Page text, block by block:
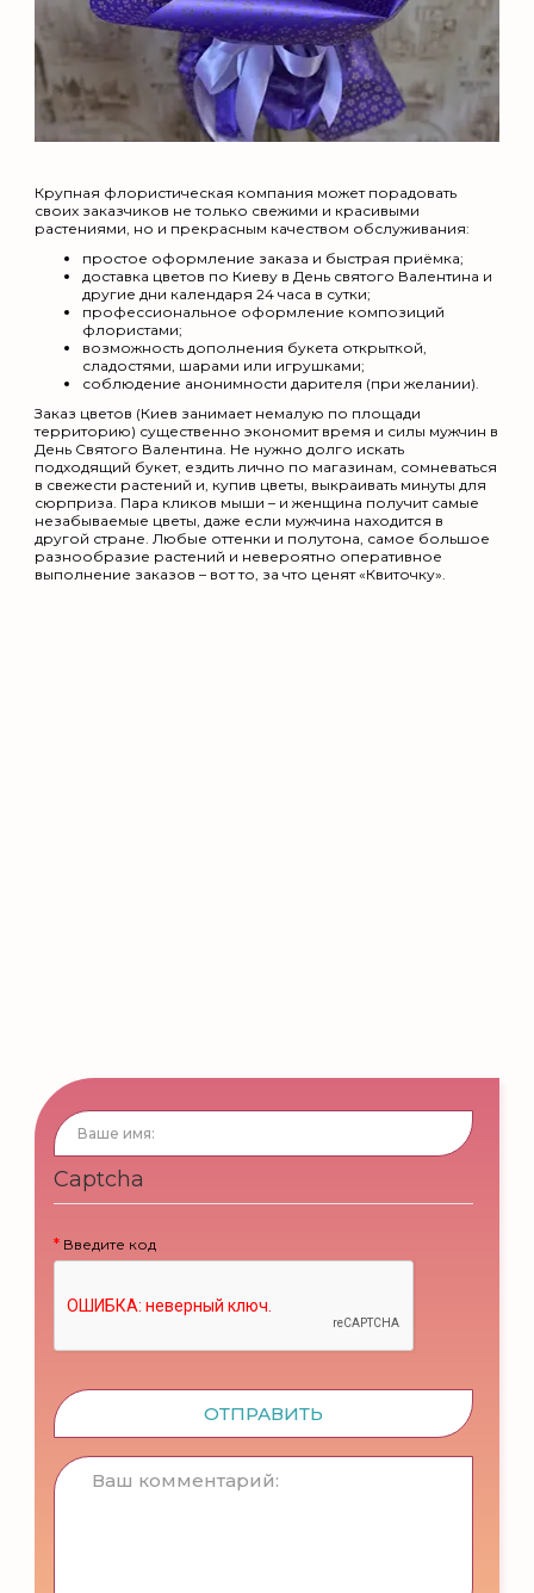
Крупная флористическая компания может порадовать
своих заказчиков не только свежими и красивыми
растениями, но и прекрасным качеством обслуживания:
простое оформление заказа и быстрая приёмка;
доставка цветов по Киеву в День святого Валентина и
другие дни календаря 24 часа в сутки;
профессиональное оформление композиций
флористами;
возможность дополнения букета открыткой,
сладостями, шарами или игрушками;
соблюдение анонимности дарителя (при желании).
Заказ цветов (Киев занимает немалую по площади
территорию) существенно экономит время и силы мужчин в
День Святого Валентина. Не нужно долго искать
подходящий букет, ездить лично по магазинам, сомневаться
в свежести растений и, купив цветы, выкраивать минуты для
сюрприза. Пара кликов мыши – и женщина получит самые
незабываемые цветы, даже если мужчина находится в
другой стране. Любые оттенки и полутона, самое большое
разнообразие растений и невероятно оперативное
выполнение заказов – вот то, за что ценят «Квиточку».
Captcha
Введите код
ОТПРАВИТЬ